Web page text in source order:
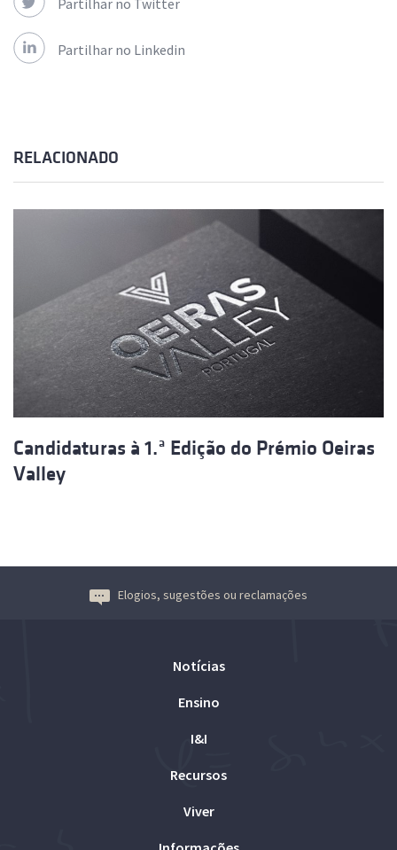
Partilhar no Twitter
Partilhar no Linkedin
RELACIONADO
Candidaturas à 1.ª Edição do Prémio Oeiras
Valley
Elogios, sugestões ou reclamações
Notícias
Ensino
I&I
Recursos
Viver